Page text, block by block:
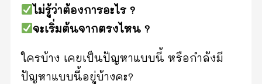
ไม่รู้ว่าต้องการอะไร ?
จะเริ่มต้นจากตรงไหน ?
ใครบ้าง เคยเป็นปัญหา​แบบนี้ หรือกำลังมี
ปัญหาแบบนี้อยู่บ้างคะ?